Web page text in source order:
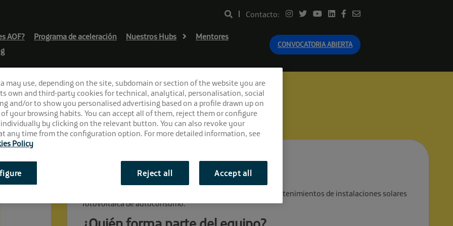
Contacto:
AOF? Programa de aceleración Nuestros Hubs
Mentores
CONVOCATORIA ABIERTA
MASS es una plataforma para la automatización de los mantenimientos de instalaciones solares
fotovoltaica de autoconsumo.
may use, depending on the site, subdomain or section of the website you are
own and third-party cookies for technical, analytical, personalisation, social
and/or to show you personalised advertising based on a profile drawn up on
your browsing habits. You can accept all of them, reject them or configure
by clicking on the relevant button. You can also revoke your
any time from the configuration option. For more detailed information, see
Policy
Reject all Accept all